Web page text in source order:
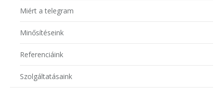
Miért a telegram
Minősítéseink
Referenciáink
Szolgáltatásaink